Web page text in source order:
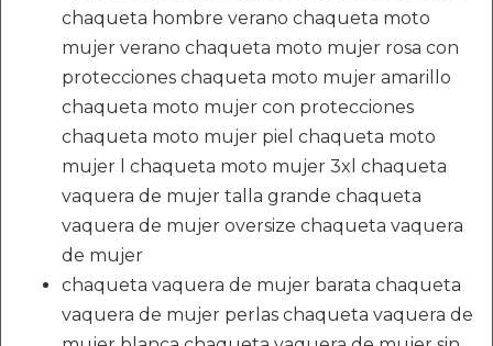
chaqueta hombre verano chaqueta moto
mujer verano chaqueta moto mujer rosa con
protecciones chaqueta moto mujer amarillo
chaqueta moto mujer con protecciones
chaqueta moto mujer piel chaqueta moto
mujer l chaqueta moto mujer 3xl chaqueta
vaquera de mujer talla grande chaqueta
vaquera de mujer oversize chaqueta vaquera
de mujer
chaqueta vaquera de mujer barata chaqueta
vaquera de mujer perlas chaqueta vaquera de